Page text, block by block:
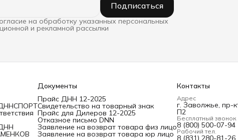
Подписаться
на обработку указанных персональных
и рекламной рассылки
Документы
Прайс ДНН 12-2025
Свидетельство на товарный знак
Прайс для Дилеров 12-2025
Отказное письмо DNN
Заявление на возврат товара физ лицо
Заявление на возврат товара юр лицо
Контакты
Адрес
г. Заволжье, пр-
П2
Бесплатный звонок
8 (800) 500-07-94
Рабочий тел.
8 (831) 280-81-26